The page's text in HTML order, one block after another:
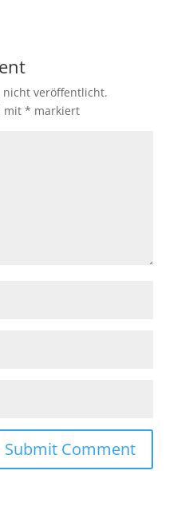
nicht veröffentlicht.
mit * markiert